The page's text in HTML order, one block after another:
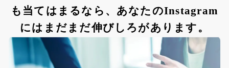
も当てはまるなら、あなたのInstagram
にはまだまだ伸びしろがあります。